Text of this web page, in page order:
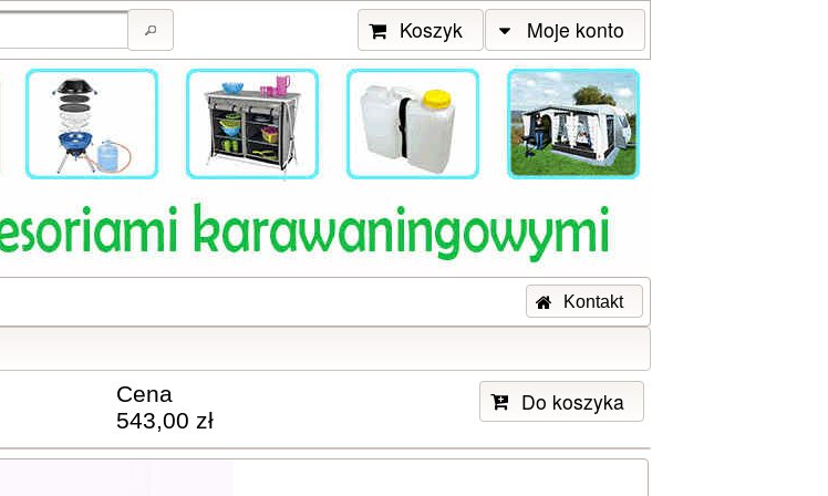
Koszyk Moje konto
Kontakt
Cena
543,00 zł
Do koszyka